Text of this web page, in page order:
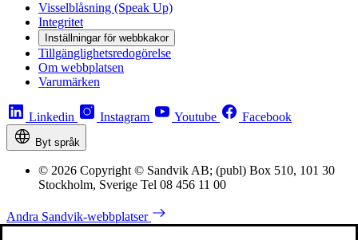
Visselblåsning (Speak Up)
Integritet
Inställningar för webbkakor
Tillgänglighetsredogörelse
Om webbplatsen
Varumärken
Linkedin Instagram Youtube Facebook
Byt språk
© 2026 Copyright © Sandvik AB; (publ) Box 510, 101 30
Stockholm, Sverige Tel 08 456 11 00
Andra Sandvik-webbplatser